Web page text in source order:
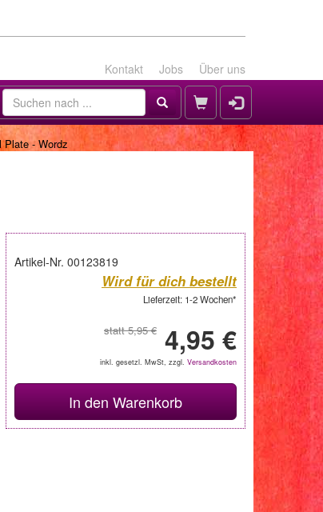
Kontakt Jobs Über uns
- Wordz
Artikel-Nr. 00123819
Wird für dich bestellt
Lieferzeit: 1-2 Wochen*
4,95 €
statt 5,95 €
inkl. gesetzl. MwSt, zzgl. Versandkosten
In den Warenkorb